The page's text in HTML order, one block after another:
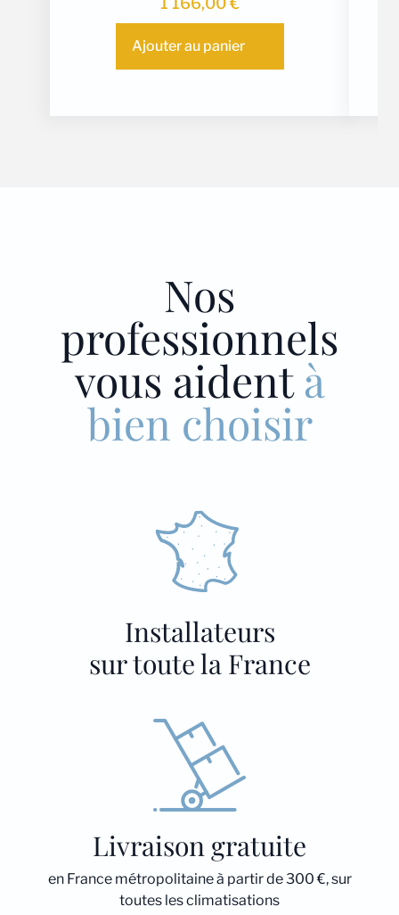
Ajouter au panier
Nos
professionnels
vous aidentà
bien choisir
Installateurs
sur toute la France
Livraison gratuite
en France métropolitaine à partir de 300 €, sur
toutes les climatisations